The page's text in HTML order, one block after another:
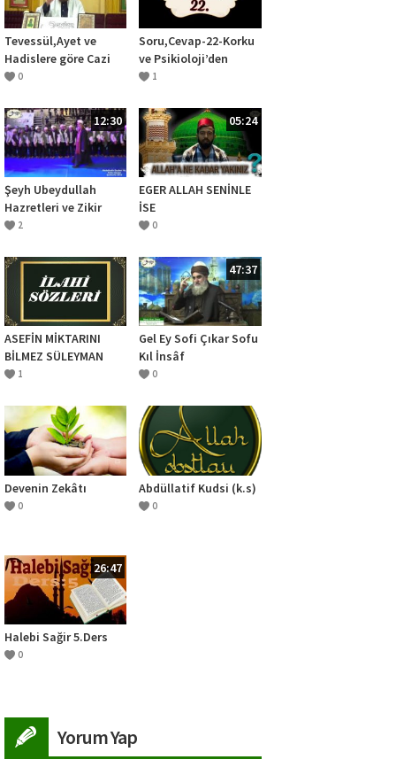
Tevessül,Ayet ve
Hadislere göre Cazi
midir?
0
Soru,Cevap-22-Korku
ve Psikioloji’den
Kurtulma yolları
1
12:30
Şeyh Ubeydullah
Hazretleri ve Zikir
Halkası – Şeyh
Hz. 850. Vuslat
Yıldönümü
2
05:24
EGER ALLAH SENİNLE
İSE
0
ASEFİN MİKTARINI
BİLMEZ SÜLEYMAN
OLMAYAN
1
47:37
Gel Ey Sofi Çıkar Sofu
Kıl İnsâf
0
Devenin Zekâtı
0
Abdüllatif Kudsi (k.s)
0
26:47
Halebi Sağir 5.Ders
0
Yorum Yap